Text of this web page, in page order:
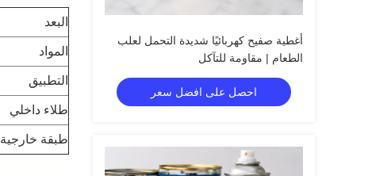
أغطية صفيح كهربائيًا شديدة التحمل لعلب
الطعام | مقاومة للتآكل
احصل على افضل سعر
البعد
المواد
التطبيق
طلاء داخلي
طبقة خارجية